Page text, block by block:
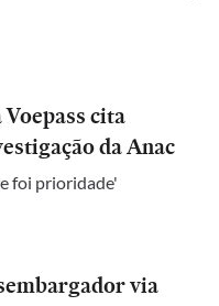
cita
da Anac
foi prioridade'
via